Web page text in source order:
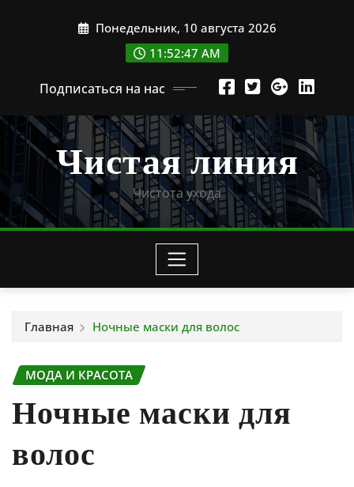
Понедельник, 10 августа 2026
11:52:49 AM
Подписаться на нас
Чистая линия
Чистота ухода
Главная Ночные маски для волос
МОДА И КРАСОТА
Ночные маски для
волос